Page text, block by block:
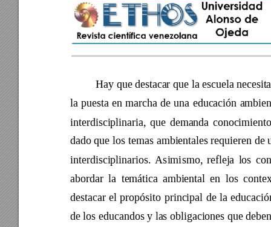
Hay que destacar que la escuela
la puesta en marcha de una educación
interdisciplinaria, que demanda conoc
dado que los temas ambientales requieren de
interdisciplinarios. Asimismo, refleja los
abordar la temática ambiental en los
destacar el propósito principal de la
de los educandos y las obligaciones que